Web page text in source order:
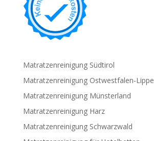
Matratzenreinigung Südtirol
Matratzenreinigung Ostwestfalen-Lippe
Matratzenreinigung Münsterland
Matratzenreinigung Harz
Matratzenreinigung Schwarzwald